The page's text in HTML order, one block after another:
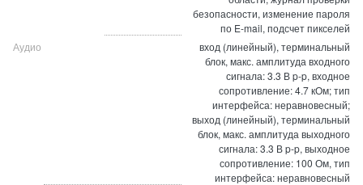
безопасности, изменение пароля
по E-mail, подсчет пикселей
Аудио
вход (линейный), терминальный
блок, макс. амплитуда входного
сигнала: 3.3 В p-p, входное
сопротивление: 4.7 кОм; тип
интерфейса: неравновесный;
выход (линейный), терминальный
блок, макс. амплитуда выходного
сигнала: 3.3 В p-p, выходное
сопротивление: 100 Ом, тип
интерфейса: неравновесный